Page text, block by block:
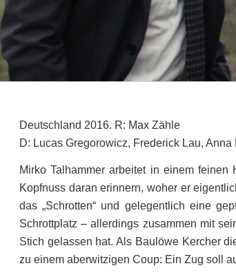
Deutschland 2016. R: Max Zähle
D: Lucas Gregorowicz, Frederick Lau,
Mirko Talhammer arbeitet in einem
Kopfnuss daran erinnern, woher er
das „Schrotten“ und gelegentlich eine
Schrottplatz – allerdings zusammen mit
Stich gelassen hat. Als Baulöwe Kercher
zu einem aberwitzigen Coup: Ein Zug soll